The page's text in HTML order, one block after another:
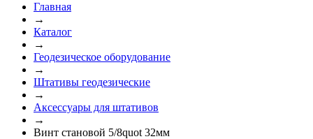
Главная
→
Каталог
→
Геодезическое оборудование
→
Штативы геодезические
→
Аксессуары для штативов
→
Винт становой 5/8quot 32мм